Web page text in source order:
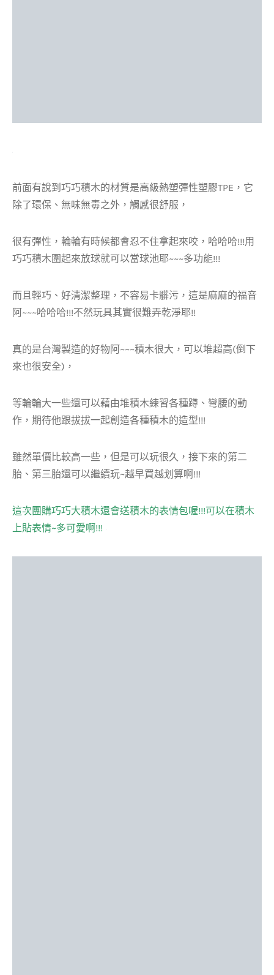
前面有說到巧巧積木的材質是高級熱塑彈性塑膠TPE，它
除了環保、無味無毒之外，觸感很舒服，
很有彈性，輪輪有時候都會忍不住拿起來咬，哈哈哈!!!用
巧巧積木圍起來放球就可以當球池耶~~~多功能!!!
而且輕巧、好清潔整理，不容易卡髒污，這是麻麻的福音
阿~~~哈哈哈!!!不然玩具其實很難弄乾淨耶!!
真的是台灣製造的好物阿~~~積木很大，可以堆超高(倒下
來也很安全)，
等輪輪大一些還可以藉由堆積木練習各種蹲、彎腰的動
作，期待他跟拔拔一起創造各種積木的造型!!!
雖然單價比較高一些，但是可以玩很久，接下來的第二
胎、第三胎還可以繼續玩~越早買越划算啊!!!
這次團購巧巧大積木還會送積木的表情包喔!!!可以在積木
上貼表情~多可愛啊!!!